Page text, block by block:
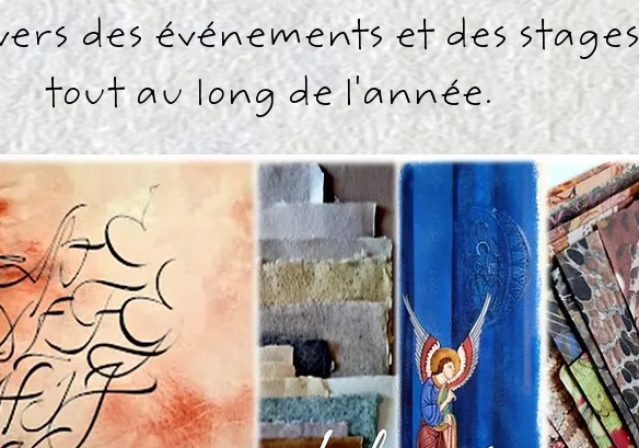
des événements et des stages
tout au long de l'année.